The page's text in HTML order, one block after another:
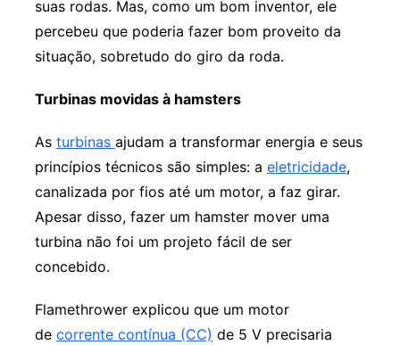
suas rodas. Mas, como um bom inventor, ele
percebeu que poderia fazer bom proveito da
situação, sobretudo do giro da roda.
Turbinas movidas à hamsters
As turbinas ajudam a transformar energia e seus
princípios técnicos são simples: a eletricidade,
canalizada por fios até um motor, a faz girar.
Apesar disso, fazer um hamster mover uma
turbina não foi um projeto fácil de ser
concebido.
Flamethrower explicou que um motor
de corrente contínua (CC) de 5 V precisaria